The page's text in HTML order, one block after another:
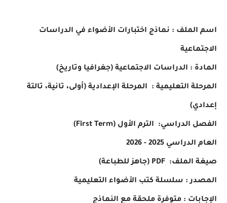
اسم الملف : نماذج اختبارات الأضواء في الدراسات
الاجتماعية
المادة : الدراسات الاجتماعية (جغرافيا وتاريخ)
المرحلة التعليمية : المرحلة الإعدادية (أولى، تانية، تالتة
إعدادي)
الفصل الدراسي: الترم الأول (First Term)
العام الدراسي 2025 - 2026
صيغة الملف: PDF (جاهز للطباعة)
المصدر : سلسلة كتب الأضواء التعليمية
الإجابات : متوفرة ملحقة مع النماذج